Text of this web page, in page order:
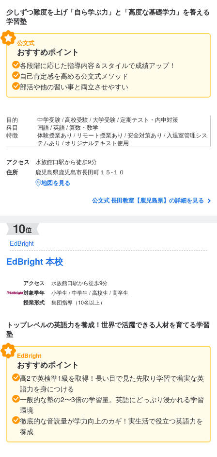
少しずつ難度を上げ「自ら学ぶ力」と「高度な基礎学力」を養える
学習塾
公文式
おすすめポイント
各段階に応じた指導内容＆スタイルで成績アップ！
自己肯定感を高める公文式メソッド
部活や他の習い事と両立させやすい
目的
中学受験 / 高校受験 / 大学受験 / 定期テスト・内申対策
科目
国語 / 英語 / 算数・数学
特徴
体験授業あり / リモート授業あり / 安全対策あり / 入退室管理シス
テムあり / オリジナルテキスト使用
アクセス 水族館口駅から徒歩9分
住所 鹿児島県鹿児島市長田町１５‐１０
地図を見る
公文式 長田教室【鹿児島県】の詳細を見る
EdBright
EdBright 本校
アクセス 水族館口駅から徒歩9分
対象学年 小学生 / 中学生 / 高校生 / 高卒生
授業形式 集団指導（10名以上）
トップレベルの英語力を養成！世界で活躍できる人材を育てる学習
塾
EdBright
おすすめポイント
高2で英検準1級を取得！長い目で見た先取り学習で着実な英
語力を身につける
一般的な塾の2〜3倍の学習量。英語にどっぷり浸かれる学習
環境
徹底的な音読量が学力向上のカギ！実生活で役立つ英語力を
養成